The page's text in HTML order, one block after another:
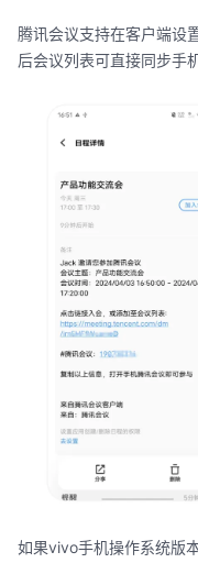
腾讯会议支持在客户端设
后会议列表可直接同步手
如果vivo手机操作系统版